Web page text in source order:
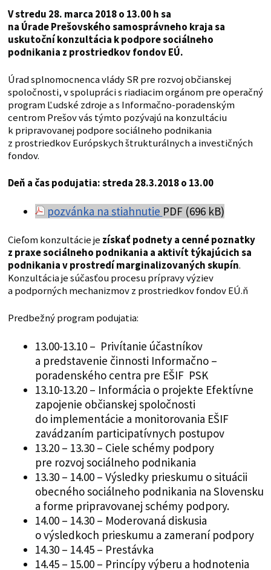
V stredu 28. marca 2018 o 13.00 h sa
na Úrade Prešovského samosprávneho kraja sa
uskutoční konzultácia k podpore sociálneho
podnikania z prostriedkov fondov EÚ.
Úrad splnomocnenca vlády SR pre rozvoj občianskej
spoločnosti, v spolupráci s riadiacim orgánom pre operačný
program Ľudské zdroje a s Informačno-poradenským
centrom Prešov vás týmto pozývajú na konzultáciu
k pripravovanej podpore sociálneho podnikania
z prostriedkov Európskych štrukturálnych a investičných
fondov.
Deň a čas podujatia: streda 28.3.2018 o 13.00
pozvánka na stiahnutie PDF (696 kB)
Cieľom konzultácie je získať podnety a cenné poznatky
z praxe sociálneho podnikania a aktivít týkajúcich sa
podnikania v prostredí marginalizovaných skupín.
Konzultácia je súčasťou procesu prípravy výziev
a podporných mechanizmov z prostriedkov fondov EÚ.ň
Predbežný program podujatia:
13.00-13.10 – Privítanie účastníkov
a predstavenie činnosti Informačno –
poradenského centra pre EŠIF PSK
13.10-13.20 – Informácia o projekte Efektívne
zapojenie občianskej spoločnosti
do implementácie a monitorovania EŠIF
zavádzaním participatívnych postupov
13.20 – 13.30 – Ciele schémy podpory
pre rozvoj sociálneho podnikania
13.30 – 14.00 – Výsledky prieskumu o situácii
obecného sociálneho podnikania na Slovensku
a forme pripravovanej schémy podpory.
14.00 – 14.30 – Moderovaná diskusia
o výsledkoch prieskumu a zameraní podpory
14.30 – 14.45 – Prestávka
14.45 – 15.00 – Princípy výberu a hodnotenia